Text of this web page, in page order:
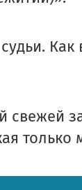
Как
только